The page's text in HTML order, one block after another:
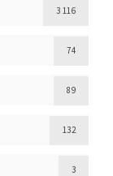
3 116
74
89
132
3